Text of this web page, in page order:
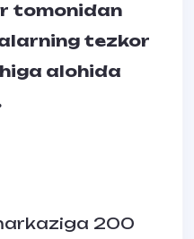
tomonidan
tezkor
alohida
200